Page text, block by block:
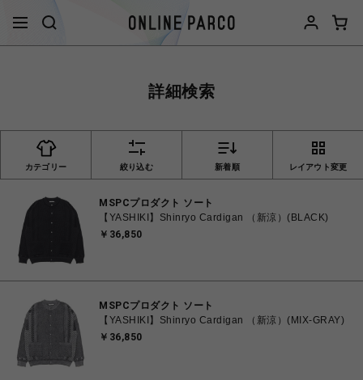
詳細検索
カテゴリー 絞り込む 新着順 レイアウト変更
MSPCプロダクト ソート
【YASHIKI】Shinryo Cardigan （新涼）(BLACK)
￥36,850
MSPCプロダクト ソート
【YASHIKI】Shinryo Cardigan （新涼）(MIX-GRAY)
￥36,850